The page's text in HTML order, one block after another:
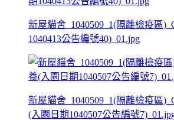
新屋貓舍_1040509_1(隔離檢疫區
1040413公告編號40)_01.jpg
新屋貓舍_1040509_1(隔離檢疫區
(入園日期1040507公告編號